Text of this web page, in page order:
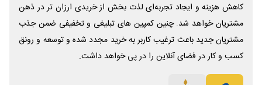
کاهش هزینه و ایجاد تجربه‌ای لذت بخش از خریدی ارزان تر در ذهن
مشتریان خواهد شد. چنین کمپین های تبلیغی و تخفیفی ضمن جذب
مشتریان جدید باعث ترغیب کاربر به خرید مجدد شده و توسعه و رونق
کسب و کار در فضای آنلاین را در پی خواهد داشت.